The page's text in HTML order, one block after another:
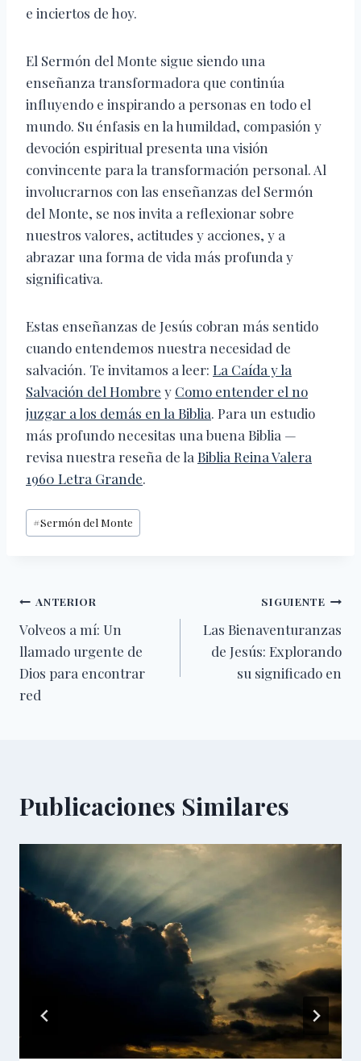
e inciertos de hoy.
El Sermón del Monte sigue siendo una
enseñanza transformadora que continúa
influyendo e inspirando a personas en todo el
mundo. Su énfasis en la humildad, compasión y
devoción espiritual presenta una visión
convincente para la transformación personal. Al
involucrarnos con las enseñanzas del Sermón
del Monte, se nos invita a reflexionar sobre
nuestros valores, actitudes y acciones, y a
abrazar una forma de vida más profunda y
significativa.
Estas enseñanzas de Jesús cobran más sentido
cuando entendemos nuestra necesidad de
salvación. Te invitamos a leer: La Caída y la
Salvación del Hombre y Como entender el no
juzgar a los demás en la Biblia. Para un estudio
más profundo necesitas una buena Biblia —
revisa nuestra reseña de la Biblia Reina Valera
1960 Letra Grande.
Etiquetas
de
#Sermón del Monte
Navegación
de
entradas
ANTERIOR
Volveos a mí: Un
llamado urgente de
Dios para encontrar
red
SIGUIENTE
Las Bienaventuranzas
de Jesús: Explorando
su significado en
Publicaciones Similares